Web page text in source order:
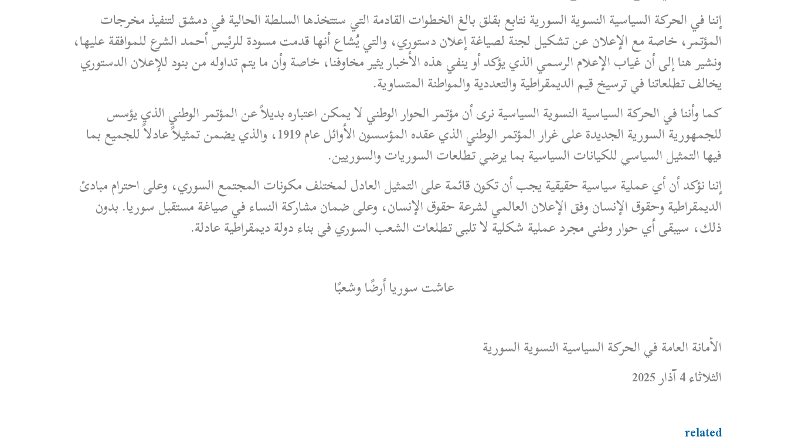
إننا في الحركة السياسية النسوية السورية نتابع بقلق بالغ الخطوات القادمة التي ستتخذها السلطة الحالية في دمشق لتنفيذ مخرجات
المؤتمر، خاصة مع الإعلان عن تشكيل لجنة لصياغة إعلان دستوري، والتي يُشاع أنها قدمت مسودة للرئيس أحمد الشرع للموافقة عليها،
ونشير هنا إلى أن غياب الإعلام الرسمي الذي يؤكد أو ينفي هذه الأخبار يثير مخاوفنا، خاصة وأن ما يتم تداوله من بنود للإعلان الدستوري
يخالف تطلعاتنا في ترسيخ قيم الديمقراطية والتعددية والمواطنة المتساوية.
كما وأننا في الحركة السياسية النسوية السياسية نرى أن مؤتمر الحوار الوطني لا يمكن اعتباره بديلاً عن المؤتمر الوطني الذي يؤسس
للجمهورية السورية الجديدة على غرار المؤتمر الوطني الذي عقده المؤسسون الأوائل عام 1919، والذي يضمن تمثيلاً عادلاً للجميع بما
فيها التمثيل السياسي للكيانات السياسية بما يرضي تطلعات السوريات والسوريين.
إننا نؤكد أن أي عملية سياسية حقيقية يجب أن تكون قائمة على التمثيل العادل لمختلف مكونات المجتمع السوري، وعلى احترام مبادئ
الديمقراطية وحقوق الإنسان وفق الإعلان العالمي لشرعة حقوق الإنسان، وعلى ضمان مشاركة النساء في صياغة مستقبل سوريا. بدون
ذلك، سيبقى أي حوار وطني مجرد عملية شكلية لا تلبي تطلعات الشعب السوري في بناء دولة ديمقراطية عادلة.
عاشت سوريا أرضًا وشعبًا
الأمانة العامة في الحركة السياسية النسوية السورية
الثلاثاء 4 آذار 2025
related